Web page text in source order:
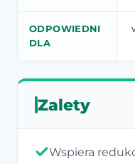
ODPOWIEDNI
DLA
Zalety
Wspiera